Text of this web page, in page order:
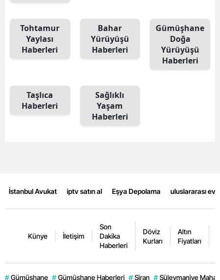
Isparta
İstanbul
İzmir
Kırklareli
Kocaeli
Kütahya
Tohtamur
Yaylası
Haberleri
Bahar
Yürüyüşü
Haberleri
Gümüşhane
Doğa
Yürüyüşü
Haberleri
Taşlıca
Haberleri
Sağlıklı
Yaşam
Haberleri
İstanbul Avukat iptv satın al Eşya Depolama uluslararası
Künye İletişim
Son
Dakika
Haberleri
Döviz
Kurları
Altın
Fiyatları
# Gümüşhane # Gümüşhane Haberleri # Şiran # Süleymaniye